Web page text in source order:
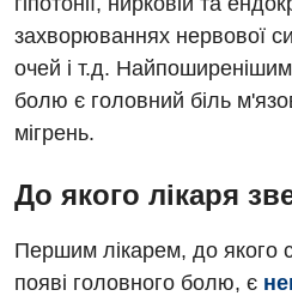
Програма лояльності
Відгуки
Відео
Комп’ютерна томографія
Магнітно-резонансна
Мамографія
Рентгенографія
УЗД
Відділення інтенсивної
Гінекологічне відділення
Денний стаціонар
Діагностичне відділення
Онкологічне відділлення
Декларування
Лікування гострого інфаркту
захворюваннях нервової
очей і т.д.
болю є головний біль
мігрень.
До якого лікаря
Першим лікарем, до якого
появі головного болю, є